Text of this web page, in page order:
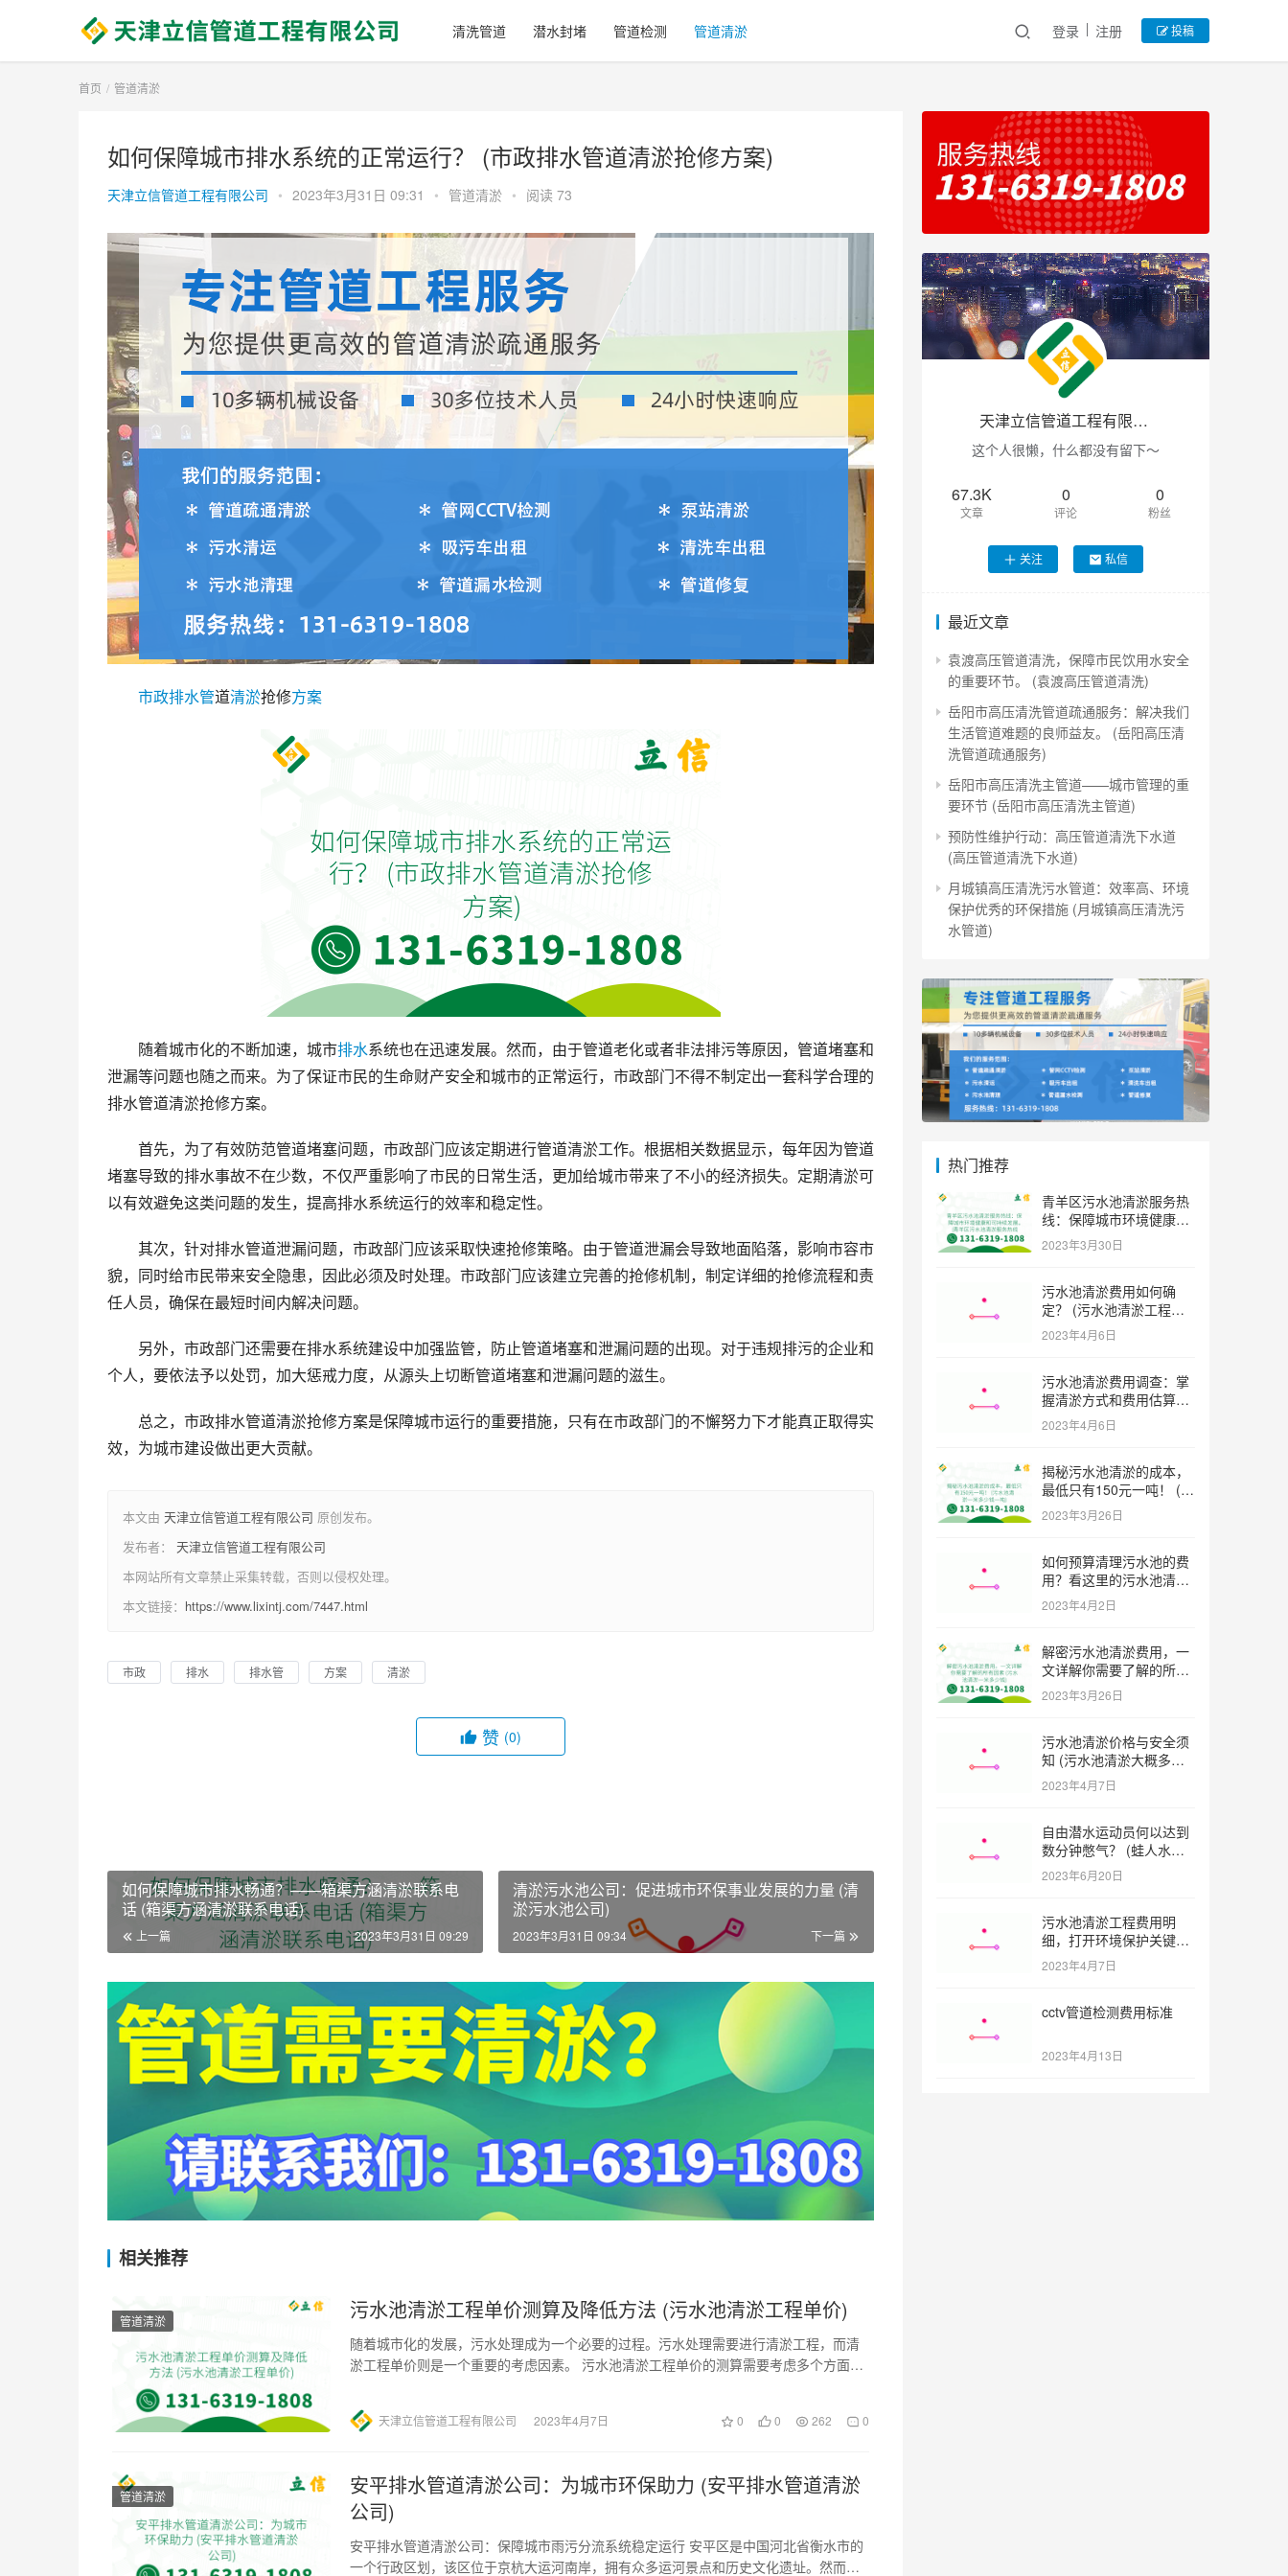
清洗管道 潜水封堵 管道检测 管道清淤 登录 注册 投稿
首页 管道清淤
如何保障城市排水系统的正常运行？ (市政排水管道清淤抢修方案)
天津立信管道工程有限公司 • 2023年3月31日 09:31 • 管道清淤 • 阅读 73
市政排水管道清淤抢修方案
随着城市化的不断加速，城市排水系统也在迅速发展。然而，由于管道老化或者非法排污等原因，管道堵塞和
泄漏等问题也随之而来。为了保证市民的生命财产安全和城市的正常运行，市政部门不得不制定出一套科学合理的
排水管道清淤抢修方案。
首先，为了有效防范管道堵塞问题，市政部门应该定期进行管道清淤工作。根据相关数据显示，每年因为管道
堵塞导致的排水事故不在少数，不仅严重影响了市民的日常生活，更加给城市带来了不小的经济损失。定期清淤可
以有效避免这类问题的发生，提高排水系统运行的效率和稳定性。
其次，针对排水管道泄漏问题，市政部门应该采取快速抢修策略。由于管道泄漏会导致地面陷落，影响市容市
貌，同时给市民带来安全隐患，因此必须及时处理。市政部门应该建立完善的抢修机制，制定详细的抢修流程和责
任人员，确保在最短时间内解决问题。
另外，市政部门还需要在排水系统建设中加强监管，防止管道堵塞和泄漏问题的出现。对于违规排污的企业和
个人，要依法予以处罚，加大惩戒力度，从源头上切断管道堵塞和泄漏问题的滋生。
总之，市政排水管道清淤抢修方案是保障城市运行的重要措施，只有在市政部门的不懈努力下才能真正取得实
效，为城市建设做出更大贡献。
本文由 天津立信管道工程有限公司 原创发布。
发布者： 天津立信管道工程有限公司
本网站所有文章禁止采集转载，否则以侵权处理。
本文链接： https://www.lixintj.com/7447.html
市政 排水 排水管 方案 清淤
赞 (0)
如何保障城市排水畅通？——箱渠方涵清淤联系电
话 (箱渠方涵清淤联系电话)
上一篇 2023年3月31日 09:29
清淤污水池公司：促进城市环保事业发展的力量 (清
淤污水池公司)
下一篇
2023年3月31日 09:34
相关推荐
管道清淤 污水池清淤工程单价测算及降低方法 (污水池清淤工程单价)
随着城市化的发展，污水处理成为一个必要的过程。污水处理需要进行清淤工程，而清
淤工程单价则是一个重要的考虑因素。 污水池清淤工程单价的测算需要考虑多个方面。
天津立信管道工程有限公司 2023年4月7日 0 0 262 0
管道清淤
安平排水管道清淤公司：为城市环保助力 (安平排水管道清淤
公司)
安平排水管道清淤公司：保障城市雨污分流系统稳定运行 安平区是中国河北省衡水市的
一个行政区划，该区位于京杭大运河南岸，拥有众多运河景点和历史文化遗址。然而，
天津立信管道工程有限公司
这个人很懒，什么都没有留下～
67.3K
文章
0
评论
0
粉丝
关注 私信
最近文章
袁渡高压管道清洗，保障市民饮用水安全
的重要环节。 (袁渡高压管道清洗)
岳阳市高压清洗管道疏通服务：解决我们
生活管道难题的良师益友。 (岳阳高压清
洗管道疏通服务)
岳阳市高压清洗主管道——城市管理的重
要环节 (岳阳市高压清洗主管道)
预防性维护行动：高压管道清洗下水道
(高压管道清洗下水道)
月城镇高压清洗污水管道：效率高、环境
保护优秀的环保措施 (月城镇高压清洗污
水管道)
热门推荐
青羊区污水池清淤服务热
线：保障城市环境健康和
可持续发展。 (青羊区污
水池清淤服务热线)
2023年3月30日
污水池清淤费用如何确
定？ (污水池清淤工程价
格多少)
2023年4月6日
污水池清淤费用调查：掌
握清淤方式和费用估算技
巧 (污水池清淤多少钱一
方米)
2023年4月6日
揭秘污水池清淤的成本，
最低只有150元一吨！ (污
水池清淤一米多少钱一吨)
2023年3月26日
如何预算清理污水池的费
用？看这里的污水池清淤
工程报价表范本！ (污水
池清淤工程报价表范本)
2023年4月2日
解密污水池清淤费用，一
文详解你需要了解的所有
因素 (污水池清淤一米多
少钱)
2023年3月26日
污水池清淤价格与安全须
知 (污水池清淤大概多少
一方)
2023年4月7日
自由潜水运动员何以达到
数分钟憋气？ (蛙人水下
憋气最长多久)
2023年6月20日
污水池清淤工程费用明
细，打开环境保护关键之
门 (污水池清淤工程报价
明细)
2023年4月7日
cctv管道检测费用标准
2023年4月13日